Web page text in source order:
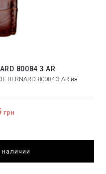
80084 3 AR
BERNARD 80084 3 AR из
грн